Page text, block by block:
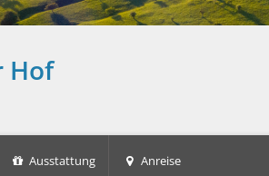
Hof
Ausstattung Anreise